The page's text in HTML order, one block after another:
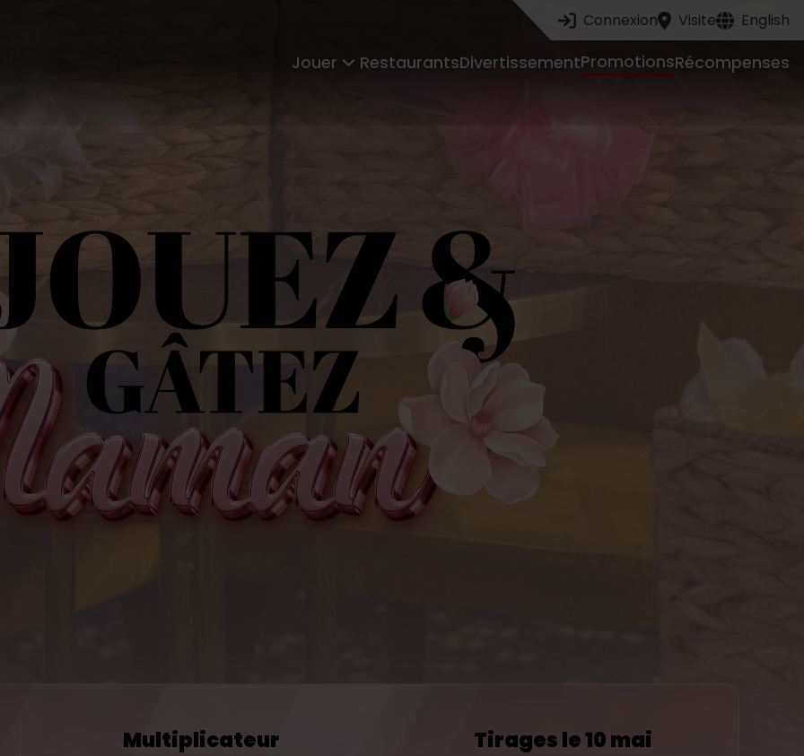
Connexion Visite English
Jouer RestaurantsDivertissementPromotionsRécompenses
Multiplicateur Tirages le 10 mai